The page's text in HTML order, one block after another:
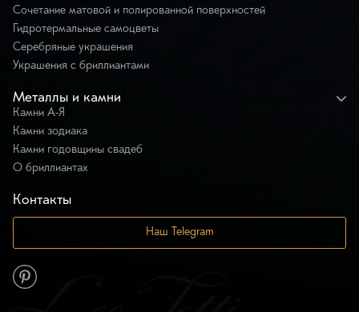
Сочетание матовой и полированной поверхностей
Гидротермальные самоцветы
Серебряные украшения
Украшения с бриллиантами
Металлы и камни
Камни А-Я
Камни зодиака
Камни годовщины свадеб
О бриллиантах
Контакты
Наш Telegram